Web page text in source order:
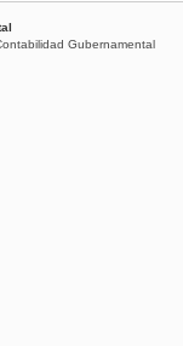
Gubernamental